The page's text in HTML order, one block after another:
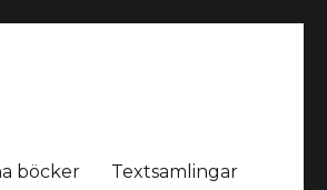
böcker Textsamlingar